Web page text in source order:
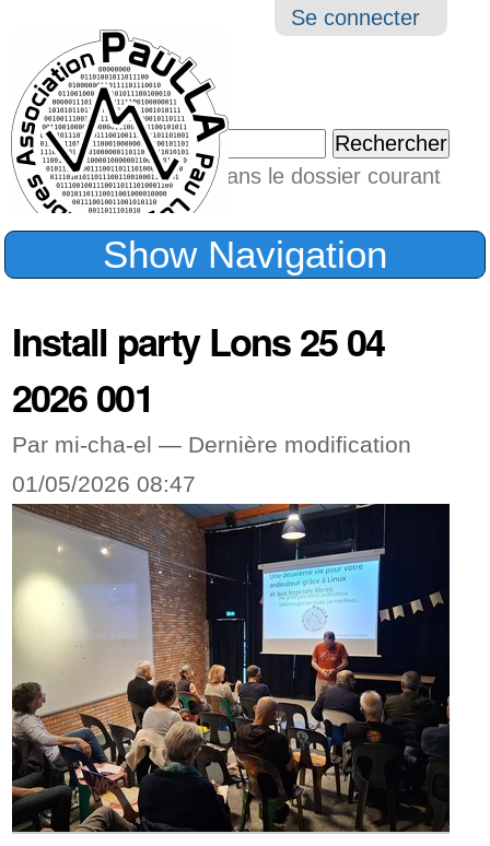
Outils
Se connecter
Chercher par
Seulement dans le dossier courant
Recherche
Show Navigation
Install party Lons 25 04
2026 001
Par mi-cha-el — Dernière modification
01/05/2026 08:47